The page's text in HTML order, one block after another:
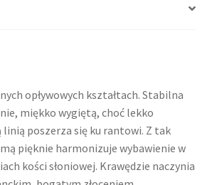
opływowych kształtach. Stabilna
miękko wygiętą, choć lekko
poszerza się ku rantowi. Z tak
pięknie harmonizuje wybawienie w
kości słoniowej. Krawędzie naczynia